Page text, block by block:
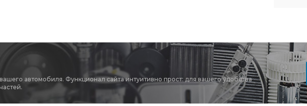
автомобиля. Функционал сайта интуитивно прост: для вашего удобства